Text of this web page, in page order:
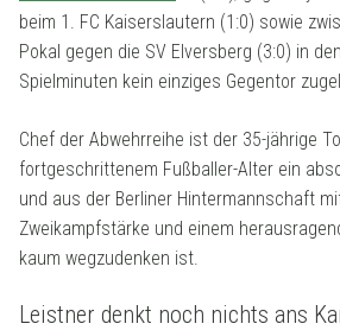
beim 1. FC Kaiserslautern (1:0) sowie
Pokal gegen die SV Elversberg (3:0) in
Spielminuten kein einziges Gegentor
Chef der Abwehrreihe ist der 35-jährige
fortgeschrittenem Fußballer-Alter ein
und aus der Berliner Hintermannschaft
Zweikampfstärke und einem
kaum wegzudenken ist.
Leistner denkt noch nichts ans